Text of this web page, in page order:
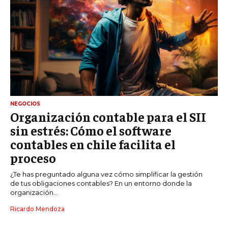
NEGOCIOS
Organización contable para el SII
sin estrés: Cómo el software
contables en chile facilita el
proceso
¿Te has preguntado alguna vez cómo simplificar la gestión
de tus obligaciones contables? En un entorno donde la
organización...
Ricardo Mendoza